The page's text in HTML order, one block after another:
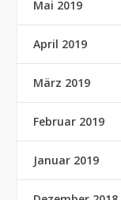
Mai 2019
April 2019
März 2019
Februar 2019
Januar 2019